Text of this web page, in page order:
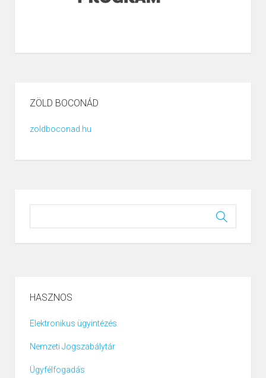
ZÖLD BOCONÁD
zoldboconad.hu
HASZNOS
Elektronikus ügyintézés
Nemzeti Jogszabálytár
Ügyfélfogadás